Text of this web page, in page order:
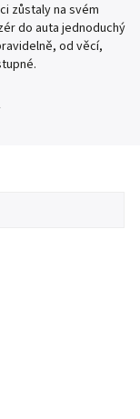
zůstaly na svém
do auta jednoduchý
od věcí,